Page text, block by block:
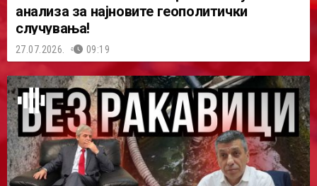
анализа за најновите геополитички
случувања!
27.07.2026. 09:19